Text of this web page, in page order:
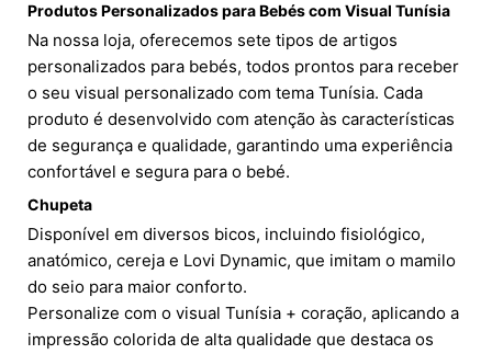
Produtos Personalizados para Bebés com Visual Tunísia
Na nossa loja, oferecemos sete tipos de artigos
personalizados para bebés, todos prontos para receber
o seu visual personalizado com tema Tunísia. Cada
produto é desenvolvido com atenção às características
de segurança e qualidade, garantindo uma experiência
confortável e segura para o bebé.
Chupeta
Disponível em diversos bicos, incluindo fisiológico,
anatómico, cereja e Lovi Dynamic, que imitam o mamilo
do seio para maior conforto.
Personalize com o visual Tunísia + coração, aplicando a
impressão colorida de alta qualidade que destaca os